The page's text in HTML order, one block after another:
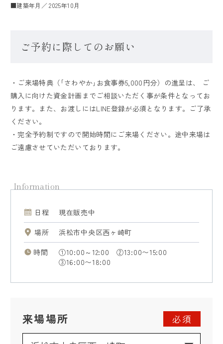
■建築年月／ 2025年10月
ご予約に際してのお願い
・ご来場特典（｢さわやか｣お食事券5,000円分）の進呈は、 ご
購入に向けた資金計画までご相談いただく事が条件となってお
ります。また、お渡しにはLINE登録が必須となります。ご了承
ください。
・完全予約制ですので開始時間にご来場ください。途中来場は
ご遠慮させていただいております。
日程
現在販売中
場所
浜松市中央区西ヶ崎町
時間
①10:00～12:00 ②13:00〜15:00
③16:00〜18:00
来場場所 必須